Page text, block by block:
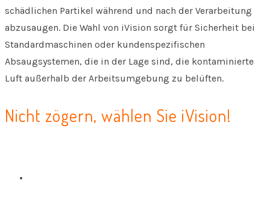
schädlichen Partikel während und nach der Verarbeitung
abzusaugen. Die Wahl von iVision sorgt für Sicherheit bei
Standardmaschinen oder kundenspezifischen
Absaugsystemen, die in der Lage sind, die kontaminierte
Luft außerhalb der Arbeitsumgebung zu belüften.
Nicht zögern, wählen Sie iVision!